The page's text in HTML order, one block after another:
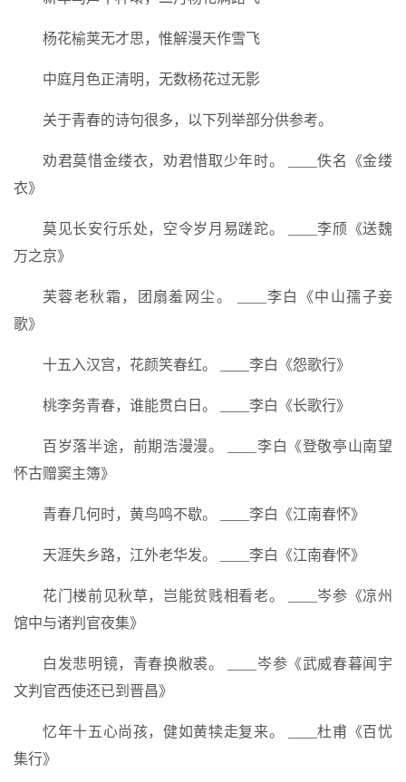
杨花榆荚无才思，惟解漫天作雪飞
中庭月色正清明，无数杨花过无影
关于青春的诗句很多，以下列举部分供参考。
劝君莫惜金缕衣，劝君惜取少年时。 ____佚名《金缕
衣》
莫见长安行乐处，空令岁月易蹉跎。 ____李颀《送魏
万之京》
芙蓉老秋霜，团扇羞网尘。 ____李白《中山孺子妾
歌》
十五入汉宫，花颜笑春红。 ____李白《怨歌行》
桃李务青春，谁能贯白日。 ____李白《长歌行》
百岁落半途，前期浩漫漫。 ____李白《登敬亭山南望
怀古赠窦主簿》
青春几何时，黄鸟鸣不歇。 ____李白《江南春怀》
天涯失乡路，江外老华发。 ____李白《江南春怀》
花门楼前见秋草，岂能贫贱相看老。 ____岑参《凉州
馆中与诸判官夜集》
白发悲明镜，青春换敝裘。 ____岑参《武威春暮闻宇
文判官西使还已到晋昌》
忆年十五心尚孩，健如黄犊走复来。 ____杜甫《百忧
集行》